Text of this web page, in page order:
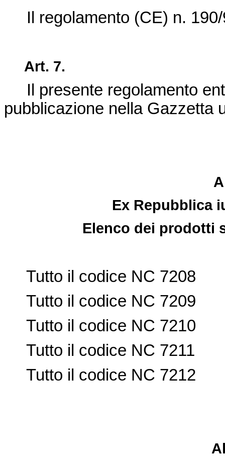
Il regolamento (CE) n. 190/
Art. 7.
Il presente regolamento
pubblicazione nella Gazzetta
Ex Repubblica
Elenco dei prodotti
Tutto il codice NC 7208
Tutto il codice NC 7209
Tutto il codice NC 7210
Tutto il codice NC 7211
Tutto il codice NC 7212